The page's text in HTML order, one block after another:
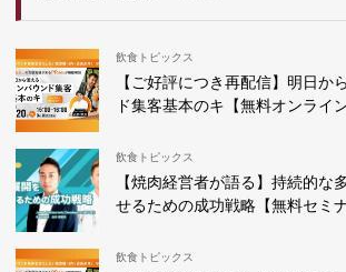
飲食トピックス
【ご好評につき再配信】明日か
ド集客基本のキ【無料オンライ
飲食トピックス
【焼肉経営者が語る】持続的な
せるための成功戦略【無料セミナ
飲食トピックス